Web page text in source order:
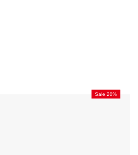
Sale 20%